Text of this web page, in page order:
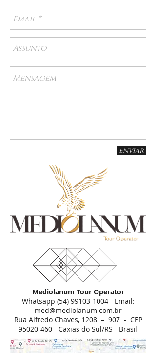
Enviar
Mediolanum Tour Operator
Whatsapp (54) 99103-1004- Email:
med@mediolanum.com.br
Rua Alfredo Chaves, 1208 – 907 - CEP
95020-460 - Caxias do Sul/RS - Brasil